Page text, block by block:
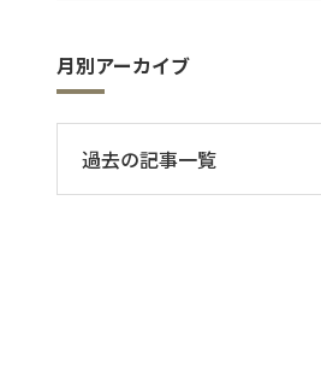
月別アーカイブ